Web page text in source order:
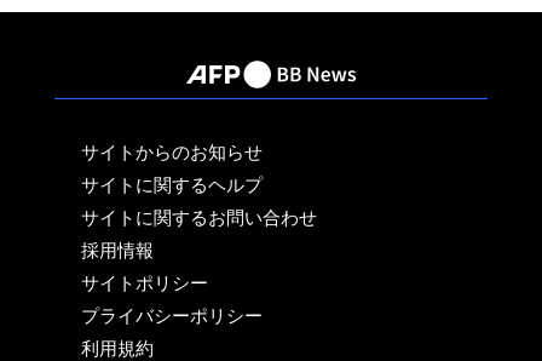
サイトからのお知らせ
サイトに関するヘルプ
サイトに関するお問い合わせ
採用情報
サイトポリシー
プライバシーポリシー
利用規約